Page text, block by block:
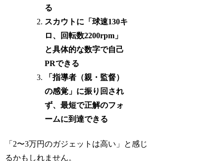
る
スカウトに「球速130キ
ロ、回転数2200rpm」
と具体的な数字で自己
PRできる
「指導者（親・監督）
の感覚」に振り回され
ず、最短で正解のフォ
ームに到達できる
「2〜3万円のガジェットは高い」と感じ
るかもしれません。